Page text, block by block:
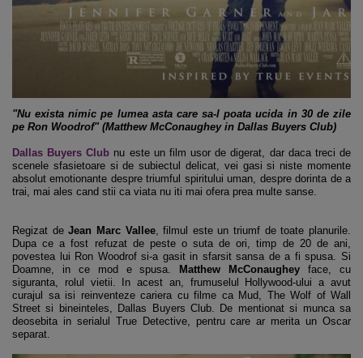
"Nu exista nimic pe lumea asta care sa-l poata ucida in 30 de zile
pe Ron Woodrof" (Matthew McConaughey in Dallas Buyers Club)
Dallas Buyers Club nu este un film usor de digerat, dar daca treci de
scenele sfasietoare si de subiectul delicat, vei gasi si niste momente
absolut emotionante despre triumful spiritului uman, despre dorinta de a
trai, mai ales cand stii ca viata nu iti mai ofera prea multe sanse.
Regizat deJean Marc Vallee, filmul este un triumf de toate planurile.
Dupa ce a fost refuzat de peste o suta de ori, timp de 20 de ani,
povestea lui Ron Woodrof si-a gasit in sfarsit sansa de a fi spusa. Si
Doamne, in ce mod e spusa.
Matthew McConaughey face, cu
siguranta, rolul vietii. In acest an, frumuselul Hollywood-ului a avut
curajul sa isi reinventeze cariera cu filme ca Mud, The Wolf of Wall
Street si bineinteles, Dallas Buyers Club. De mentionat si munca sa
deosebita in serialul True Detective, pentru care ar merita un Oscar
separat.